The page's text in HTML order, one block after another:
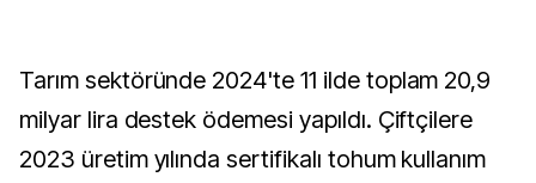
Tarım sektöründe 2024'te 11 ilde toplam 20,9
milyar lira destek ödemesi yapıldı. Çiftçilere
2023 üretim yılında sertifikalı tohum kullanım